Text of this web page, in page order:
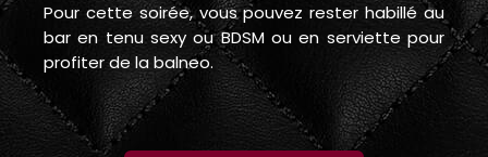
Pour cette soirée, vous pouvez rester habillé au
bar en tenu sexy ou BDSM ou en serviette pour
profiter de la balneo.